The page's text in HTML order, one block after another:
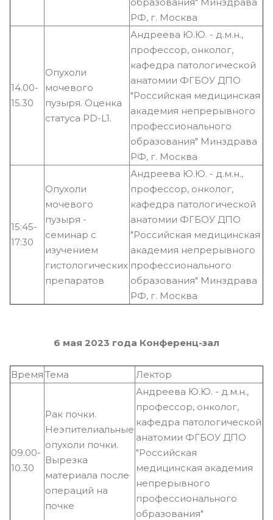
РФ, г. Москва
14.00-
15.30
Опухоли
мочевого
пузыря. Оценка
статуса PD-L1.
Андреева Ю.Ю. - д.м.н.,
профессор, онколог,
кафедра патологической
анатомии ФГБОУ ДПО
"Российская медицинская
академия непрерывного
профессионального
образования" Минздрава
РФ, г. Москва
15:45-
17:30
Опухоли
мочевого
пузыря -
семинар с
изучением
гистологических
препаратов
Андреева Ю.Ю. - д.м.н.,
профессор, онколог,
кафедра патологической
анатомии ФГБОУ ДПО
"Российская медицинская
академия непрерывного
профессионального
образования" Минздрава
РФ, г. Москва
6 мая 2023 года Конференц-зал
Время Тема Лектор
09.00-
10.30
Рак почки.
Неэпителиальные
опухоли почки.
Вырезка
материала после
операций на
почке
Андреева Ю.Ю. - д.м.н.,
профессор, онколог,
кафедра патологической
анатомии ФГБОУ ДПО
"Российская
медицинская академия
непрерывного
профессионального
образования"